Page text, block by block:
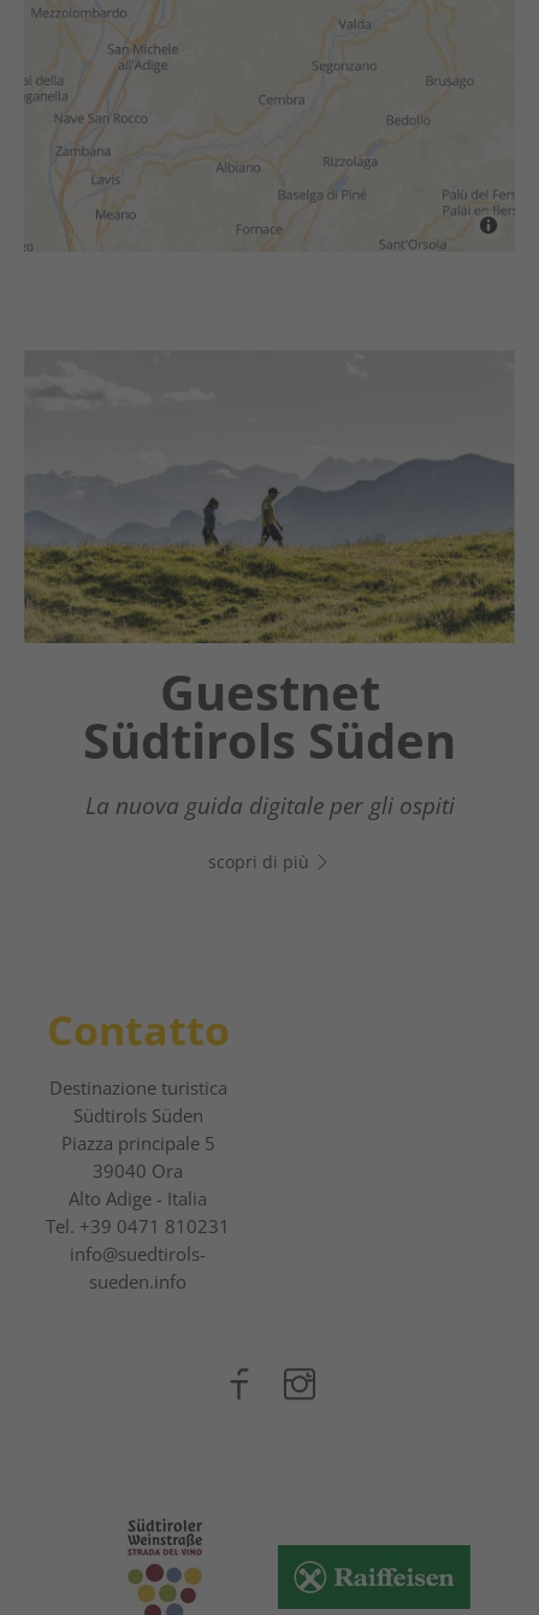
Chatbot OTTO
Il tuo assistente digitale nel Sud dell’Alto
Adige - Clicca sul link, apri WhatsApp e
inizia subito a chattare!
Guestnet
Südtirols Süden
La nuova guida digitale per gli ospiti
scopri di più
Contatto
Destinazione turistica
Südtirols Süden
Piazza principale 5
39040 Ora
Alto Adige - Italia
Tel. +39 0471 810231
info@suedtirols-
sueden.info